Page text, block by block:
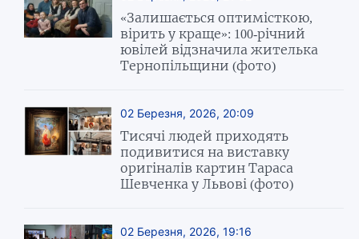
«Залишається оптимісткою,
вірить у краще»: 100-річний
ювілей відзначила жителька
Тернопільщини (фото)
02 Березня, 2026, 20:09
Тисячі людей приходять
подивитися на виставку
оригіналів картин Тараса
Шевченка у Львові (фото)
02 Березня, 2026, 19:16